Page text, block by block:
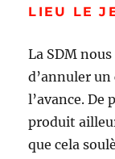
LIEU LE
La SDM
d’annuler
l’avance. De
produit
que cela